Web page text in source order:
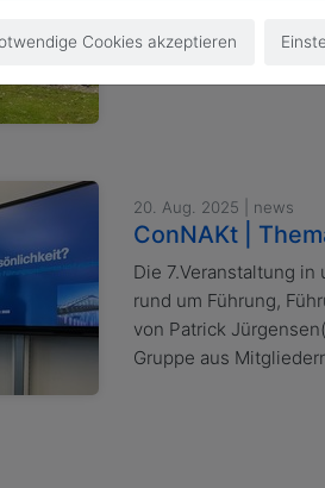
Die
Nordakademiker
Nordakademie in
20. Aug. 2025 | news
ConNAKt |
Die 7.Veranstaltung
rund um Führung,
von Patrick
Gruppe aus
Cookies akzeptieren